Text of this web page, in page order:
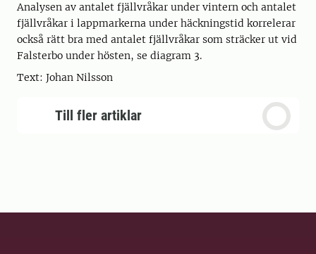
Analysen av antalet fjällvråkar under vintern och antalet
fjällvråkar i lappmarkerna under häckningstid korrelerar
också rätt bra med antalet fjällvråkar som sträcker ut vid
Falsterbo under hösten, se diagram 3.
Text: Johan Nilsson
Till fler artiklar